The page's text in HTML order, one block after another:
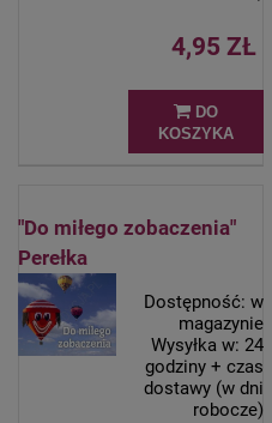
4,95 ZŁ
DO
KOSZYKA
"Do miłego zobaczenia"
Perełka
Dostępność: w
magazynie
Wysyłka w: 24
godziny + czas
dostawy (w dni
robocze)